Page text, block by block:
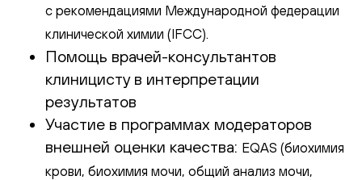
с рекомендациями Международной федерации
клинической химии (IFCC).
Помощь врачей-консультантов
клиницисту в интерпретации
результатов
Участие в программах модераторов
внешней оценки качества: EQAS (биохимия
крови, биохимия мочи, общий анализ мочи,